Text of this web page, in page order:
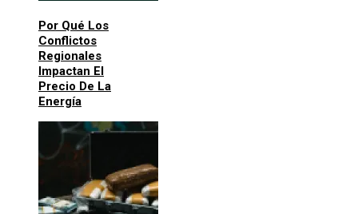
Por Qué Los
Conflictos
Regionales
Impactan El
Precio De La
Energía